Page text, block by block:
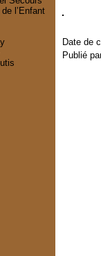
l’Enfant
Date de
Publié